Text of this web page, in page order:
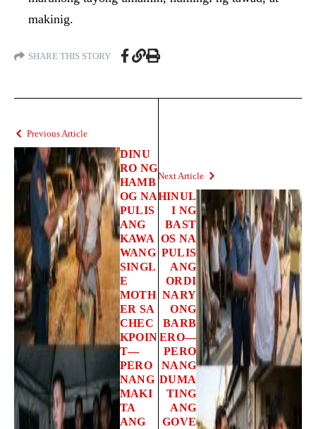
makinig.
SHARE THIS STORY
Previous Article
DINU
RO NG
HAMB
OG NA
PULIS
ANG
KAWA
WANG
SINGL
E
MOTH
ER SA
CHEC
KPOIN
T—
PERO
NANG
MAKI
TA
ANG
Next Article
HINUL
I NG
BAST
OS NA
PULIS
ANG
ORDI
NARY
ONG
BARB
ERO—
PERO
NANG
DUMA
TING
ANG
GOVE